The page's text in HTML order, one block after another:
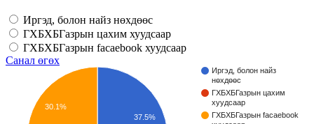
Иргэд, болон найз нөхдөөс
ГХБХБГазрын цахим хуудсаар
ГХБХБГазрын facaebook хуудсаар
Санал өгөх
Иргэд, болон найз
нөхдөөс
ГХБХБГазрын цахим
хуудсаар
ГХБХБГазрын facaebook
37.5%
30.1%